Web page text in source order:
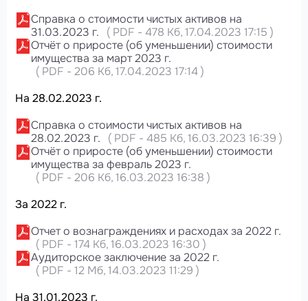
Справка о стоимости чистых активов на
31.03.2023 г.
( PDF - 478 Кб, 17.04.2023 17:15 )
Отчёт о приросте (об уменьшении) стоимости
имущества за март 2023 г.
( PDF - 206 Кб, 17.04.2023 17:14)
На 28.02.2023 г.
Справка о стоимости чистых активов на
28.02.2023 г.
( PDF - 485 Кб, 16.03.2023 16:39 )
Отчёт о приросте (об уменьшении) стоимости
имущества за февраль 2023 г.
( PDF - 206 Кб, 16.03.2023 16:38 )
За 2022 г.
Отчет о вознаграждениях и расходах за 2022 г.
( PDF - 174 Кб, 16.03.2023 16:30 )
Аудиторское заключение за 2022 г.
( PDF - 12 Мб, 14.03.2023 11:29 )
На 31.01.2023 г.